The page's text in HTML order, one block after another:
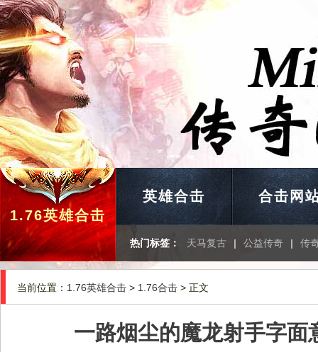
1.76英雄合击
英雄合击 合击网
热门标签： 天马复古 | 公益传奇 | 传
当前位置： 1.76英雄合击 > 1.76合击 > 正文
一路烟尘的魔龙射手字面